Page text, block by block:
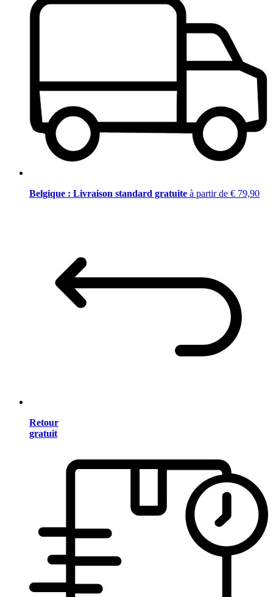
Belgique : Livraison standard gratuite à partir de € 79,90
Retour
gratuit